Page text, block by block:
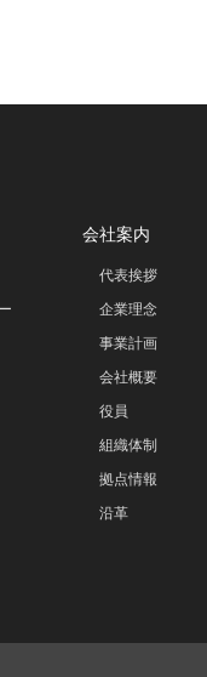
会社案内
代表挨拶
企業理念
事業計画
会社概要
役員
組織体制
拠点情報
沿革